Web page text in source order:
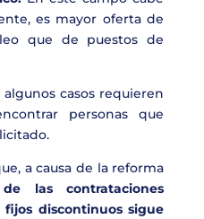
es mayor oferta de
que de puestos de
casos requieren
personas que
a causa de la reforma
las contrataciones
discontinuos sigue